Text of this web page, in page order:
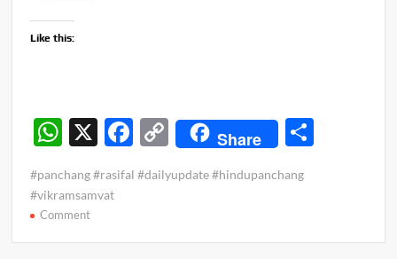
Like this:
W
at
s
A
X
F
e
o
C
o
p
Li
Share
#panchang #rasifal #dailyupdate #hindupanchang
#vikramsamvat
Commenton